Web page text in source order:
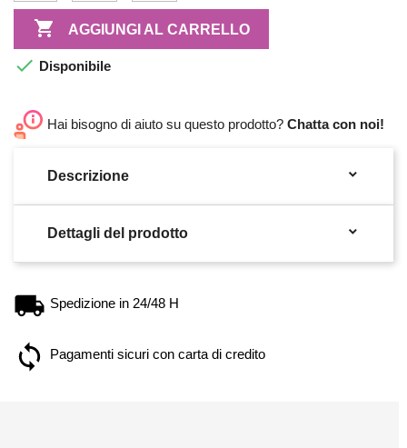
 AGGIUNGI AL CARRELLO
 Disponibile
Hai bisogno di aiuto su questo prodotto? Chatta con noi!
Descrizione 
Dettagli del prodotto 
Spedizione in 24/48 H
Pagamenti sicuri con carta di credito